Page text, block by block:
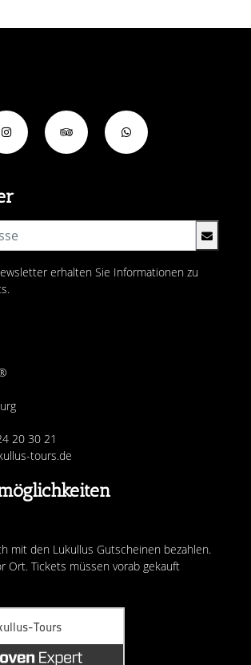
20 30 21
tours.de
erhalten Sie Informationen zu
mit den Lukullus Gutscheinen bezahlen.
Ort. Tickets müssen vorab gekauft